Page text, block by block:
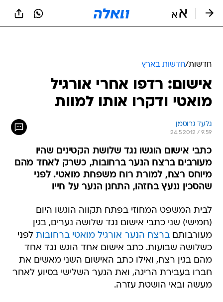
חדשות/חדשות בארץ
אישום: רדפו אחרי אורגיל
מואטי ודקרו אותו למוות
גלעד גרוסמן
24.5.2012 / 9:59
כתבי אישום הוגשו נגד שלושת הקטינים שהיו
מעורבים ברצח הנער ברחובות, כשרק לאחד מהם
מיוחס רצח, למורת רוח משפחת מואטי. לפני
שהסכין ננעץ בחזהו, התחנן הנער על חייו
לבית המשפט המחוזי בפתח תקווה הוגשו היום
(חמישי) שני כתבי אישום נגד שלושה נערים, בגין
מעורבותםברצח הנער אורגיל מואטי ברחובות לפני
כשלושה שבועות. כתב אישום אחד הוגש נגד אחד
מהם בגין רצח, ואילו כתב האישום השני מאשים את
חברו בעבירת הריגה, ואת הנער השלישי בסיוע לאחר
מעשה ובאי הושטת עזרה.